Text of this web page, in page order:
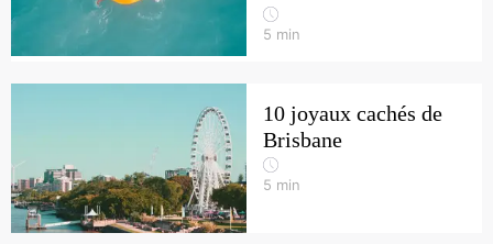
5 min
10 joyaux cachés de
Brisbane
5 min